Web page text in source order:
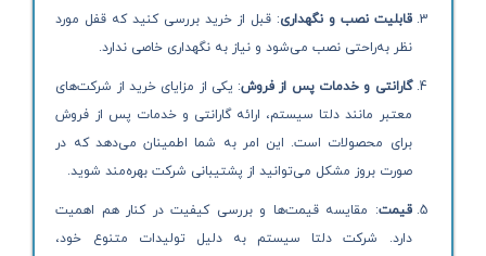
قابلیت نصب و نگهداری: قبل از خرید بررسی کنید که قفل مورد
نظر به‌راحتی نصب می‌شود و نیاز به نگهداری خاصی ندارد.
گارانتی و خدمات پس از فروش: یکی از مزایای خرید از شرکت‌های
معتبر مانند دلتا سیستم، ارائه گارانتی و خدمات پس از فروش
برای محصولات است. این امر به شما اطمینان می‌دهد که در
صورت بروز مشکل می‌توانید از پشتیبانی شرکت بهره‌مند شوید.
قیمت: مقایسه قیمت‌ها و بررسی کیفیت در کنار هم اهمیت
دارد. شرکت دلتا سیستم به دلیل تولیدات متنوع خود،